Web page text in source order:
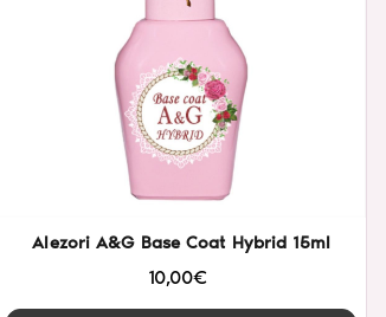
Alezori A&G Base Coat Hybrid 15ml
10,00€